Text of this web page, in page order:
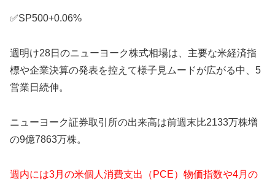
✅SP500+0.06%
週明け28日のニューヨーク株式相場は、主要な米経済指
標や企業決算の発表を控えて様子見ムードが広がる中、5
営業日続伸。
ニューヨーク証券取引所の出来高は前週末比2133万株増
の9億7863万株。
週内には3月の米個人消費支出（PCE）物価指数や4月の